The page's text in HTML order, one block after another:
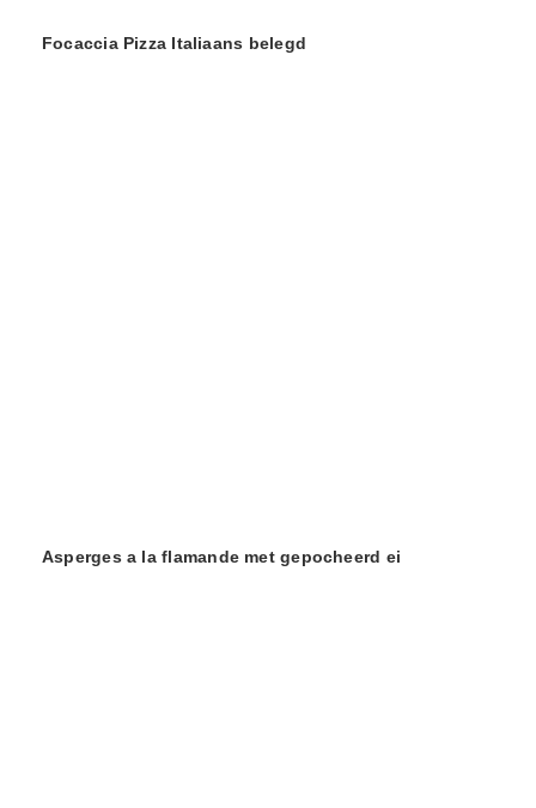
Focaccia Pizza Italiaans belegd
Asperges a la flamande met gepocheerd ei